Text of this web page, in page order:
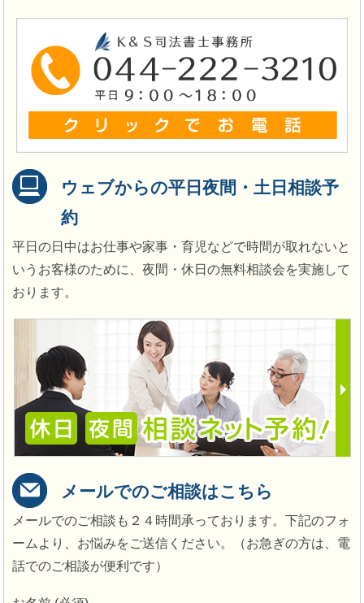
ウェブからの平日夜間・土日相談予
約
平日の日中はお仕事や家事・育児などで時間が取れないと
いうお客様のために、夜間・休日の無料相談会を実施して
おります。
メールでのご相談はこちら
メールでのご相談も２４時間承っております。下記のフォ
ームより、お悩みをご送信ください。（お急ぎの方は、電
話でのご相談が便利です）